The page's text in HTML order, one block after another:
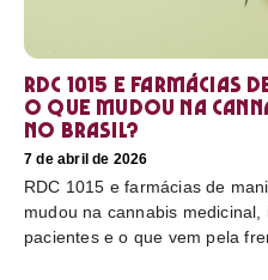
RDC 1015 e farmácias
o que mudou na
no Brasil?
7 de abril de 2026
RDC 1015 e farmácias de
mudou na cannabis medicinal,
pacientes e o que vem pela